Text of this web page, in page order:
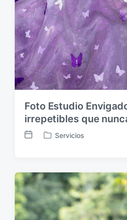
Foto Estudio
irrepetibles que
F
a
p
u
b
P
l
i
c
a
Servicios